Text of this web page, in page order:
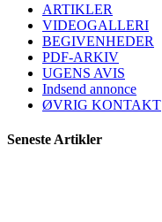
ARTIKLER
VIDEOGALLERI
BEGIVENHEDER
PDF-ARKIV
UGENS AVIS
Indsend annonce
ØVRIG KONTAKT
Seneste Artikler